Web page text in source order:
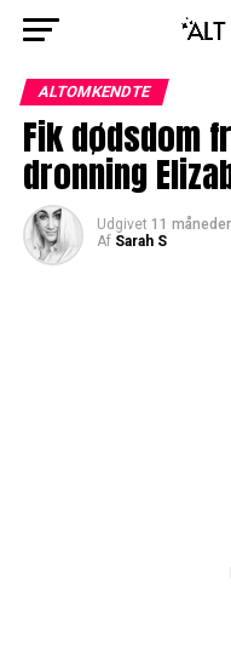
ALTOMKENDTE
Fik dødsdom
dronning
Udgivet 11
Af Sarah S